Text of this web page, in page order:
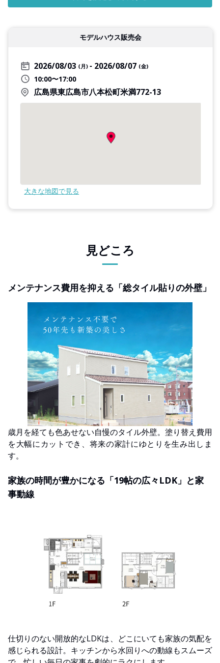
モデルハウス販売会
2026/08/03 (月) 2026/08/07 (金)
10:00〜17:00
広島県東広島市八本松町米満772-13
大きな地図で見る
見どころ
メンテナンス費用を抑える「総タイル貼りの外壁」
歳月を経ても色あせない自慢のタイル外壁。塗り替え費用
を大幅にカットでき、将来の家計にゆとりを生み出しま
す。
家族の時間が豊かになる「19帖の広々LDK」と家
事動線
仕切りのない開放的なLDKは、どこにいても家族の気配を
感じられる設計。キッチンから水回りへの動線もスムーズ